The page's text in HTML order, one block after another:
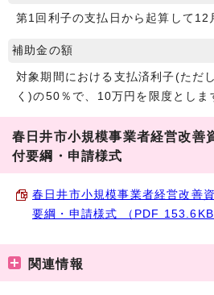
第1回利子の支払日から起算して12
補助金の額
対象期間における支払済利子(ただ
く)の50％で、10万円を限度としま
春日井市小規模事業者経営改善
付要綱・申請様式
春日井市小規模事業者経営改善
要綱・申請様式 （PDF 153.6KB
関連情報